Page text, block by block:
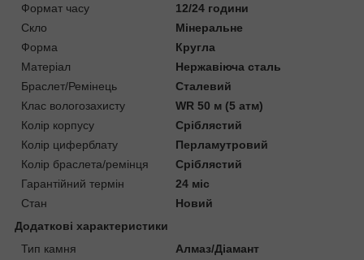
Формат часу
12/24 години
Скло
Мінеральне
Форма
Кругла
Матеріал
Нержавіюча сталь
Браслет/Ремінець
Сталевий
Клас вологозахисту
WR 50 м (5 атм)
Колір корпусу
Сріблястий
Колір циферблату
Перламутровий
Колір браслета/ремінця
Сріблястий
Гарантійний термін
24 міс
Стан
Новий
Додаткові характеристики
Тип камня
Алмаз/Діамант